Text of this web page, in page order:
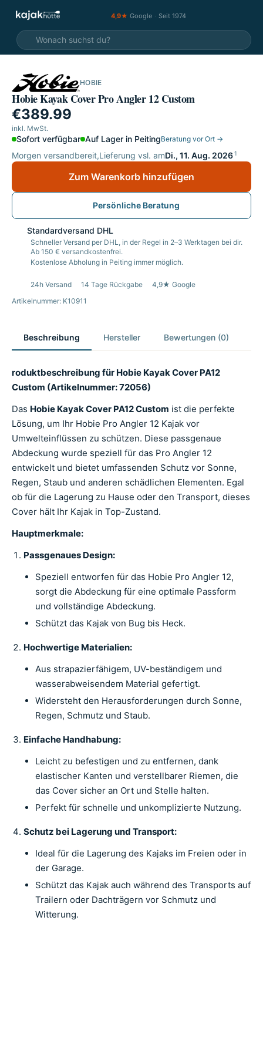
4,9★ Google · Seit 1974
HOBIE
Hobie Kayak Cover Pro Angler 12 Custom
€389.99
inkl. MwSt.
Sofort verfügbar Auf Lager in PeitingBeratung vor Ort →
Morgen versandbereit,Lieferung vsl. amDi., 11. Aug. 20261
Zum Warenkorb hinzufügen
Persönliche Beratung
Standardversand DHL
Schneller Versand per DHL, in der Regel in 2–3 Werktagen bei dir.
Ab 150 € versandkostenfrei.
Kostenlose Abholung in Peiting immer möglich.
24h Versand 14 Tage Rückgabe
4,9★ Google
Artikelnummer: K10911
Beschreibung Hersteller Bewertungen (0)
roduktbeschreibung für Hobie Kayak Cover PA12
Custom (Artikelnummer: 72056)
Das Hobie Kayak Cover PA12 Custom ist die perfekte
Lösung, um Ihr Hobie Pro Angler 12 Kajak vor
Umwelteinflüssen zu schützen. Diese passgenaue
Abdeckung wurde speziell für das Pro Angler 12
entwickelt und bietet umfassenden Schutz vor Sonne,
Regen, Staub und anderen schädlichen Elementen. Egal
ob für die Lagerung zu Hause oder den Transport, dieses
Cover hält Ihr Kajak in Top-Zustand.
Hauptmerkmale:
Passgenaues Design:
Speziell entworfen für das Hobie Pro Angler 12,
sorgt die Abdeckung für eine optimale Passform
und vollständige Abdeckung.
Schützt das Kajak von Bug bis Heck.
Hochwertige Materialien:
Aus strapazierfähigem, UV-beständigem und
wasserabweisendem Material gefertigt.
Widersteht den Herausforderungen durch Sonne,
Regen, Schmutz und Staub.
Einfache Handhabung:
Leicht zu befestigen und zu entfernen, dank
elastischer Kanten und verstellbarer Riemen, die
das Cover sicher an Ort und Stelle halten.
Perfekt für schnelle und unkomplizierte Nutzung.
Schutz bei Lagerung und Transport:
Ideal für die Lagerung des Kajaks im Freien oder in
der Garage.
Schützt das Kajak auch während des Transports auf
Trailern oder Dachträgern vor Schmutz und
Witterung.